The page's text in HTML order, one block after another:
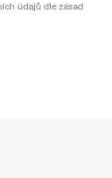
údajů dle zásad